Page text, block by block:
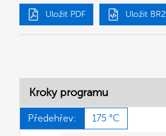
Uložit PDF Uložit BR2
Kroky programu
Předehřev: 175 °C